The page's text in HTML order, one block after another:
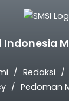
Indonesia
Redaksi
Pedoman